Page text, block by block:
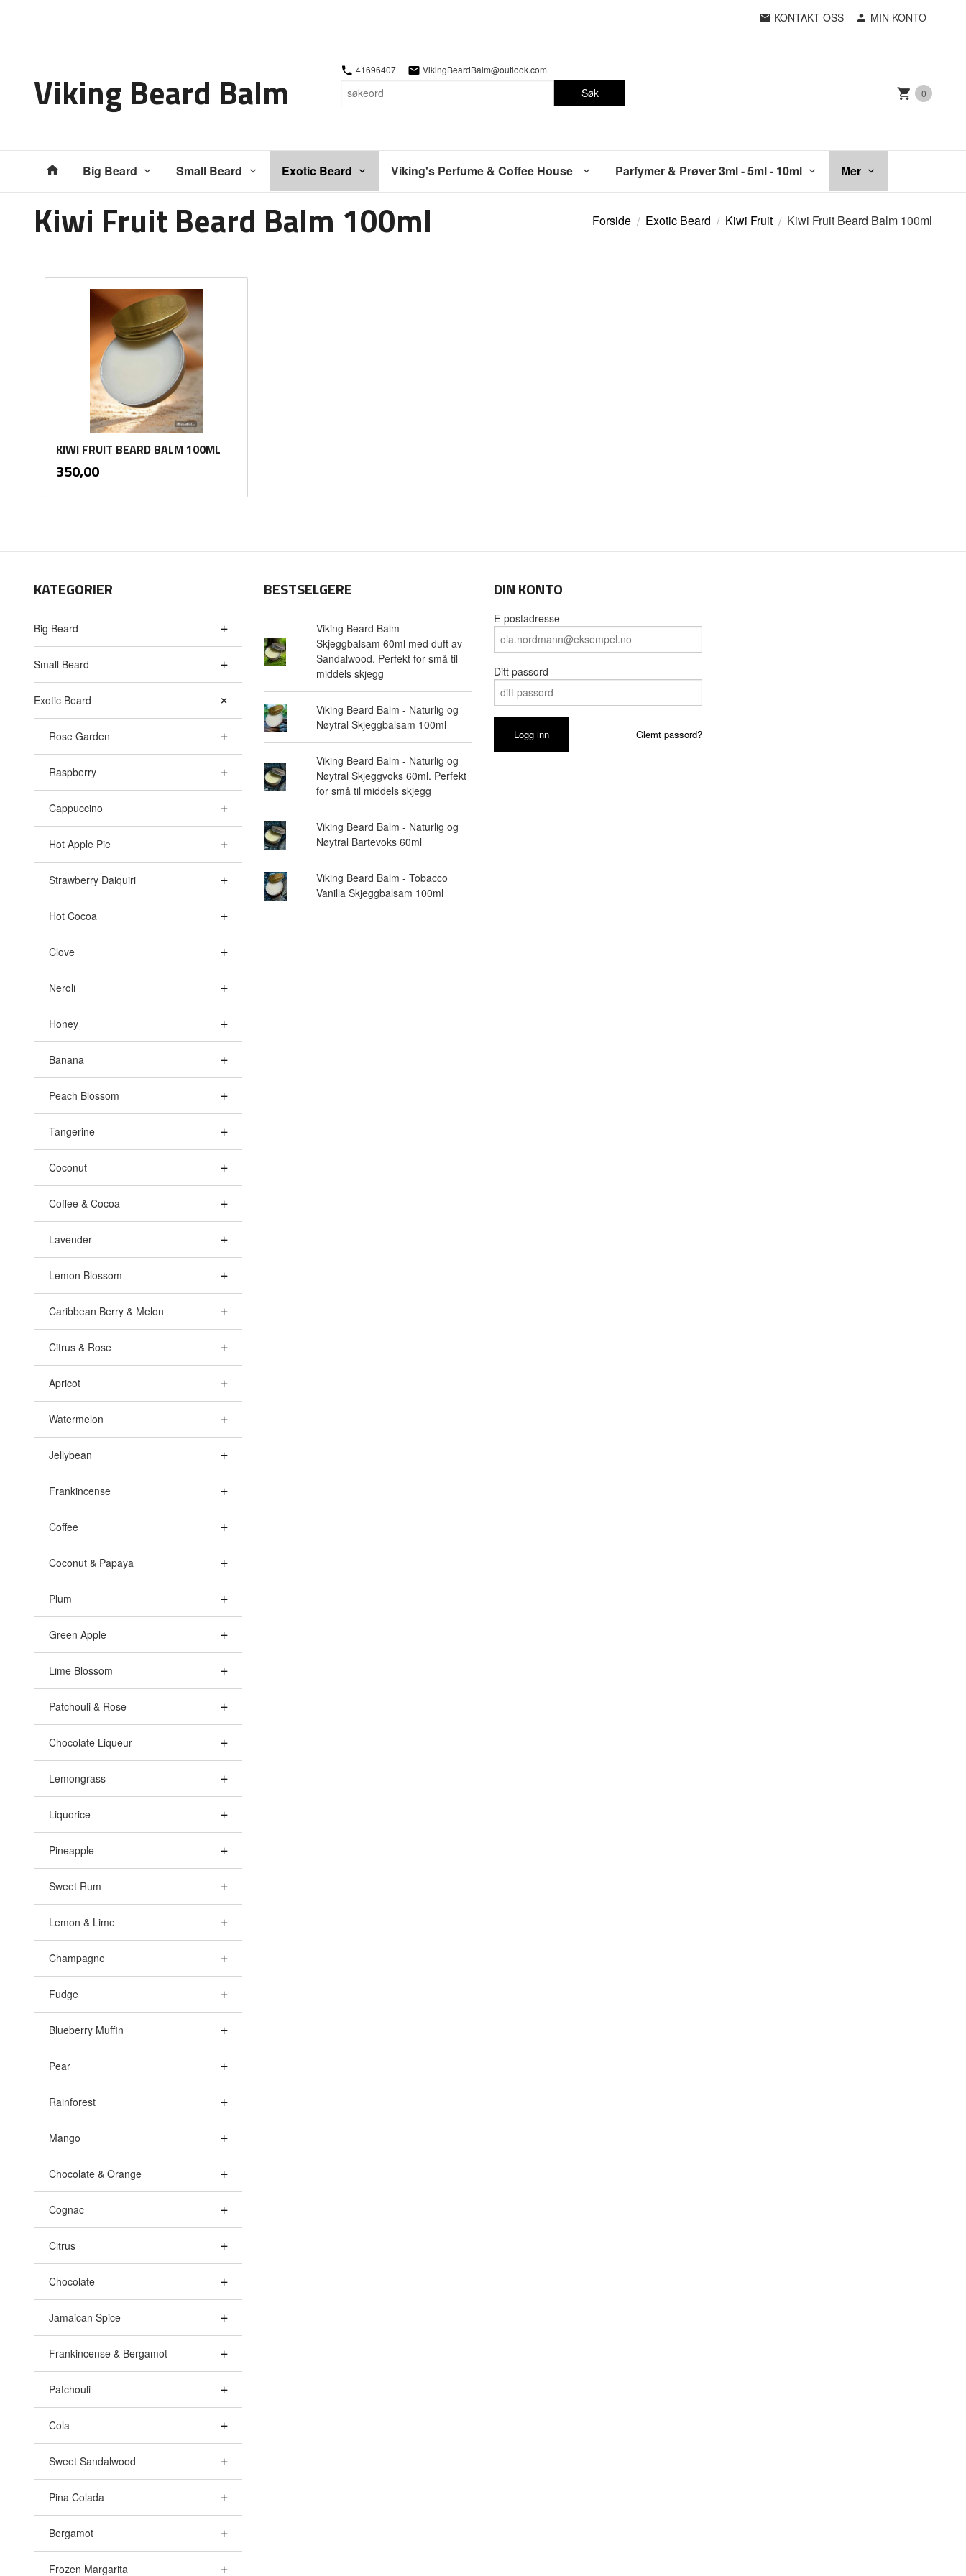
KONTAKT OSS MIN KONTO
Viking Beard Balm 41696407 VikingBeardBalm@outlook.com
Søk 0
Produkter
Big Beard Small Beard Exotic Beard Viking's Perfume & Coffee House Parfymer & Prøver 3ml - 5ml - 10ml Mer
Forside Exotic Beard Kiwi Fruit Kiwi Fruit Beard Balm 100ml
Kiwi Fruit Beard Balm 100ml
KIWI FRUIT BEARD BALM 100ML
Pris
350,00mva.
KATEGORIER
Big Beard
Small Beard
Exotic Beard
Rose Garden
Raspberry
Cappuccino
Hot Apple Pie
Strawberry Daiquiri
Hot Cocoa
Clove
Neroli
Honey
Banana
Peach Blossom
Tangerine
Coconut
Coffee & Cocoa
Lavender
Lemon Blossom
Caribbean Berry & Melon
Citrus & Rose
Apricot
Watermelon
Jellybean
Frankincense
Coffee
Coconut & Papaya
Plum
Green Apple
Lime Blossom
Patchouli & Rose
Chocolate Liqueur
Lemongrass
Liquorice
Pineapple
Sweet Rum
Lemon & Lime
Champagne
Fudge
Blueberry Muffin
Pear
Rainforest
Mango
Chocolate & Orange
Cognac
Citrus
Chocolate
Jamaican Spice
Frankincense & Bergamot
Patchouli
Cola
Sweet Sandalwood
Pina Colada
Bergamot
Frozen Margarita
BESTSELGERE
Viking Beard Balm -
Skjeggbalsam 60ml med duft av
Sandalwood. Perfekt for små til
middels skjegg
Viking Beard Balm - Naturlig og
Nøytral Skjeggbalsam 100ml
Viking Beard Balm - Naturlig og
Nøytral Skjeggvoks 60ml. Perfekt
for små til middels skjegg
Viking Beard Balm - Naturlig og
Nøytral Bartevoks 60ml
Viking Beard Balm - Tobacco
Vanilla Skjeggbalsam 100ml
DIN KONTO
E-postadresse
Ditt passord
Glemt passord?